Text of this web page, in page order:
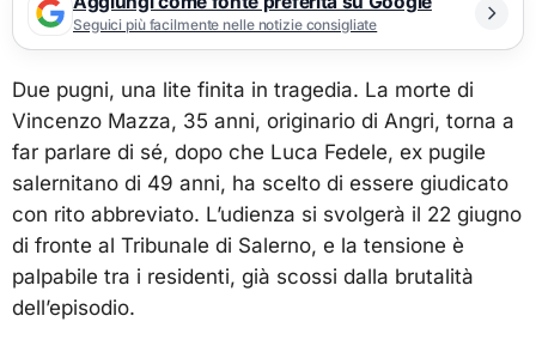
Seguici più facilmente nelle notizie consigliate
Due pugni, una lite finita in tragedia. La morte di
Vincenzo Mazza, 35 anni, originario di Angri, torna a
far parlare di sé, dopo che Luca Fedele, ex pugile
salernitano di 49 anni, ha scelto di essere giudicato
con rito abbreviato. L’udienza si svolgerà il 22 giugno
di fronte al Tribunale di Salerno, e la tensione è
palpabile tra i residenti, già scossi dalla brutalità
dell’episodio.